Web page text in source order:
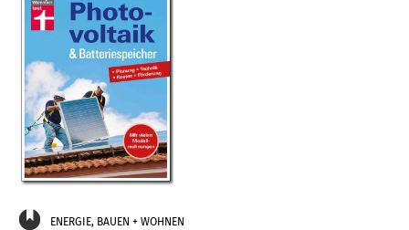
ENERGIE, BAUEN + WOHNEN